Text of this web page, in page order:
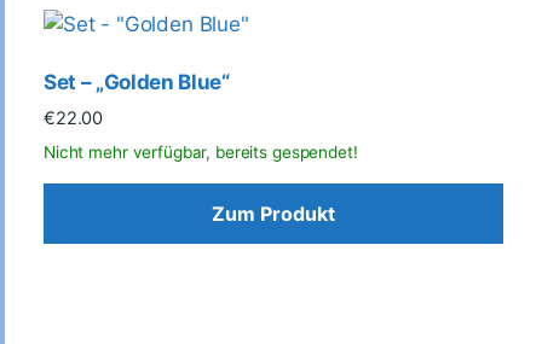
Set – „Golden Blue“
€22.00
Zum Produkt